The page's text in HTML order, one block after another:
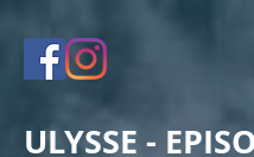
ULYSSE -